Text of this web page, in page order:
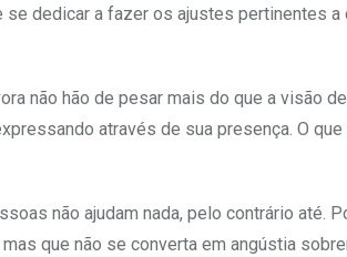
se dedicar a fazer os ajustes pertinentes a
não hão de pesar mais do que a visão
através de sua presença. O que
não ajudam nada, pelo contrário até.
que não se converta em angústia